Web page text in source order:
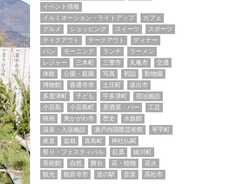
イベント情報
イルミネーション・ライトアップ
カフェ
グルメ
ショッピング スイーツ
スポーツ
テイクアウト
テークアウト
ディナー
パン
モーニング ランチ
ラーメン
レジャー
三木町 三豊市 丸亀市
交通
体験
公園・庭園 写真 初詣
動物園
博物館
善通寺市 土庄町
坂出市
多度津町
子ども 宇多津町
宿泊施設
小豆島
小豆島町 居酒屋・バー
工芸
映画
東かがわ市 歴史
水族館
温泉・入浴施設
瀬戸内国際芸術祭
琴平町
産直
盆栽 直島町
神社仏閣
祭り・フェスティバル
紅葉
綾川町
美術館
自然 舞台 花・植物
花火
観光
観音寺市 道の駅 音楽 高松市